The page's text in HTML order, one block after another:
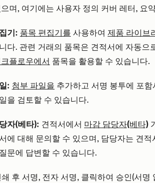
며, 여기에는 사용자 정의 커버 레터, 요
기: 품목 편집기를 사용하여 제품 라이브
다. 관련 거래의 품목은 견적서에 자동
플로우에서 품목을 활용할 수 있습니다.
: 첨부 파일을 추가하고 서명 봉투에 포
을 검토할 수 있습니다.
자(베타): 견적서에서 마감 담당자(베타)
에 대해 문의할 수 있으며, 담당자는 견
문에 답변할 수 있습니다.
쇄 후 서명, 전자 서명, 클릭하여 승인(서명